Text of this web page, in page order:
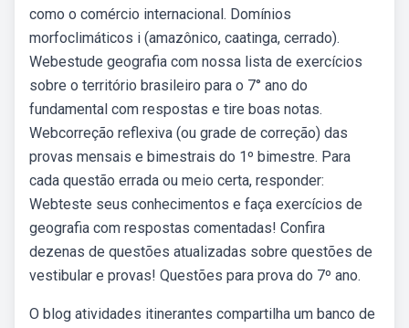
como o comércio internacional. Domínios
morfoclimáticos i (amazônico, caatinga, cerrado).
Webestude geografia com nossa lista de exercícios
sobre o território brasileiro para o 7° ano do
fundamental com respostas e tire boas notas.
Webcorreção reflexiva (ou grade de correção) das
provas mensais e bimestrais do 1º bimestre. Para
cada questão errada ou meio certa, responder:
Webteste seus conhecimentos e faça exercícios de
geografia com respostas comentadas! Confira
dezenas de questões atualizadas sobre questões de
vestibular e provas! Questões para prova do 7º ano.
O blog atividades itinerantes compartilha um banco de